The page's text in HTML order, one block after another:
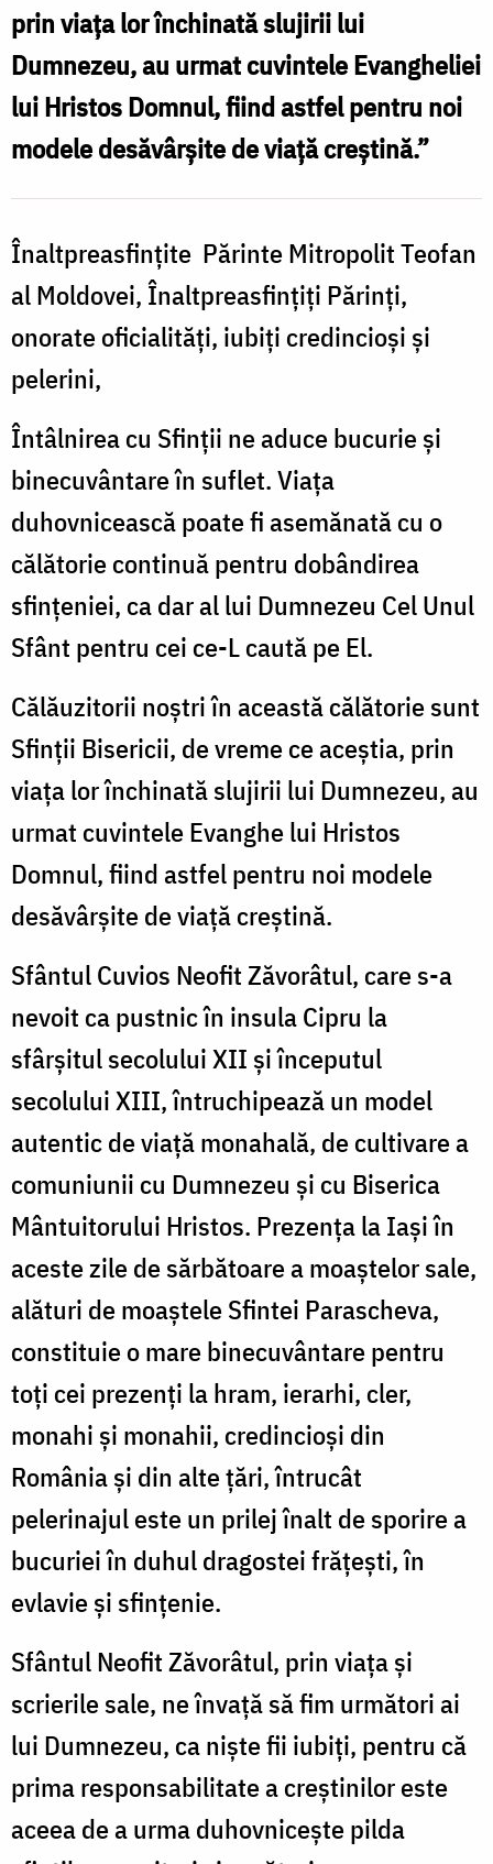
prin viața lor închinată slujirii lui
Dumnezeu, au urmat cuvintele Evangheliei
lui Hristos Domnul, fiind astfel pentru noi
modele desăvârșite de viață creștină.”
Înaltpreasfințite Părinte Mitropolit Teofan
al Moldovei, Înaltpreasfințiți Părinți,
onorate oficialități, iubiți credincioși și
pelerini,
Întâlnirea cu Sfinții ne aduce bucurie și
binecuvântare în suflet. Viața
duhovnicească poate fi asemănată cu o
călătorie continuă pentru dobândirea
sfințeniei, ca dar al lui Dumnezeu Cel Unul
Sfânt pentru cei ce-L caută pe El.
Călăuzitorii noștri în această călătorie sunt
Sfinții Bisericii, de vreme ce aceștia, prin
viața lor închinată slujirii lui Dumnezeu, au
urmat cuvintele Evanghe lui Hristos
Domnul, fiind astfel pentru noi modele
desăvârșite de viață creștină.
Sfântul Cuvios Neofit Zăvorâtul, care s-a
nevoit ca pustnic în insula Cipru la
sfârșitul secolului XII și începutul
secolului XIII, întruchipează un model
autentic de viață monahală, de cultivare a
comuniunii cu Dumnezeu și cu Biserica
Mântuitorului Hristos. Prezența la Iași în
aceste zile de sărbătoare a moaștelor sale,
alături de moaștele Sfintei Parascheva,
constituie o mare binecuvântare pentru
toți cei prezenți la hram, ierarhi, cler,
monahi și monahii, credincioși din
România și din alte țări, întrucât
pelerinajul este un prilej înalt de sporire a
bucuriei în duhul dragostei frățești, în
evlavie și sfințenie.
Sfântul Neofit Zăvorâtul, prin viața și
scrierile sale, ne învață să fim următori ai
lui Dumnezeu, ca niște fii iubiți, pentru că
prima responsabilitate a creștinilor este
aceea de a urma duhovnicește pilda